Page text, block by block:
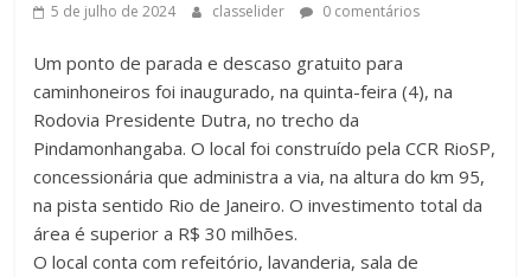
5 de julho de 2024 classelider 0 comentários
Um ponto de parada e descaso gratuito para
caminhoneiros foi inaugurado, na quinta-feira (4), na
Rodovia Presidente Dutra, no trecho da
Pindamonhangaba. O local foi construído pela CCR RioSP,
concessionária que administra a via, na altura do km 95,
na pista sentido Rio de Janeiro. O investimento total da
área é superior a R$ 30 milhões.
O local conta com refeitório, lavanderia, sala de